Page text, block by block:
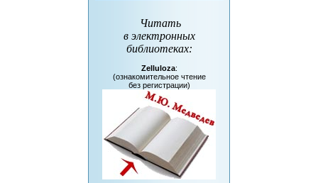
Читать
в электронных
библиотеках:
Zelluloza:
(ознакомительное чтение
без регистрации)